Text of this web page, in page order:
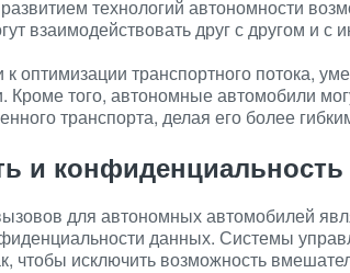
технологий автономности
взаимодействовать друг с другом и с
к оптимизации транспортного потока,
Кроме того, автономные автомобили
транспорта, делая его более
и
для автономных автомобилей
данных. Системы
чтобы исключить возможность